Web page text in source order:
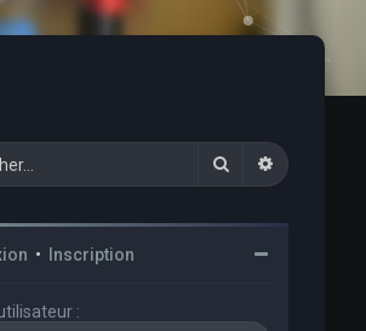
Rechercher
• Inscription
: